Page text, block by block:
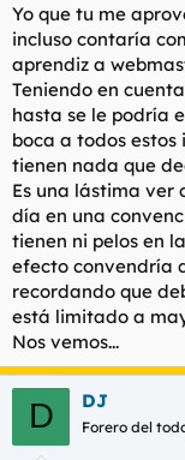
Yo que tu me
incluso contaría
aprendiz a
Teniendo en
hasta se le podría
boca a todos
tienen nada que
Es una lástima ver
día en una
tienen ni pelos en
efecto convendría
recordando que
está limitado a
Nos vemos...
D DJ
Forero del